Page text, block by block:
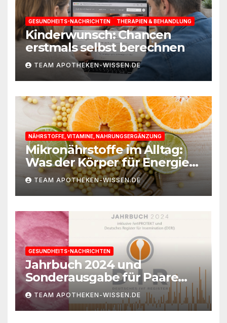
GESUNDHEITS-NACHRICHTEN THERAPIEN & BEHANDLUNG
Kinderwunsch: Chancen
erstmals selbst berechnen
TEAM APOTHEKEN-WISSEN.DE
NÄHRSTOFFE, VITAMINE, NAHRUNGSERGÄNZUNG
Mikronährstoffe im Alltag:
Was der Körper für Energie
und Leistungsfähigkeit
braucht
TEAM APOTHEKEN-WISSEN.DE
GESUNDHEITS-NACHRICHTEN
Jahrbuch 2024 und
Sonderausgabe für Paare
des Deutschen IVF-Registers:
Zahl der Mehrlingsgeburten
nach
TEAM APOTHEKEN-WISSEN.DE